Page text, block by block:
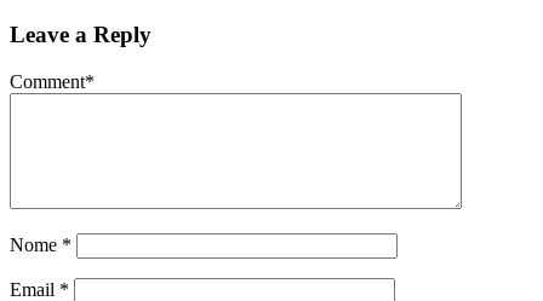
Leave a Reply
Comment*
Nome *
Email *